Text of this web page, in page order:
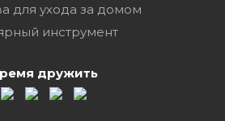
для ухода за домом
инструмент
дружить